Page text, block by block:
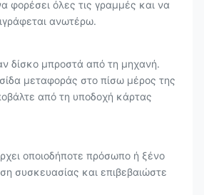
φορέσει όλες τις γραμμές και να
ανωτέρω.
δίσκο μπροστά από τη μηχανή.
μεταφοράς στο πίσω μέρος της
από τη υποδοχή κάρτας
οποιοδήποτε πρόσωπο ή ξένο
συσκευασίας και επιβεβαιώστε